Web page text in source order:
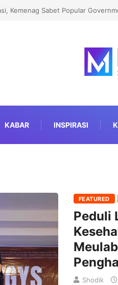
Layanan Haji Kian Berkualitas
KABAR INSPIRASI
FEATURED
Peduli
Shodik